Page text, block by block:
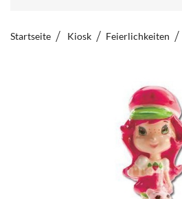
Startseite Kiosk Feierlichkeiten